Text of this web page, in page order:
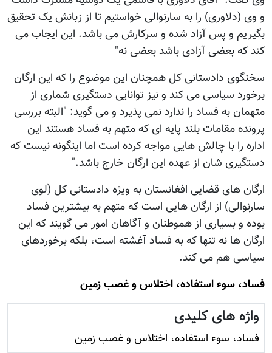
و وی (دلاوری) را به سارنوالی خواستیم تا از زبانش یک تحقیق
بگیریم و پس آزاد شده و سرکارش می باشد. این ایجاب می
کند که بعضی آزادی باشد بعضی نه"
سخنگوی دادستانی کل همچنان این موضوع را که این ارگان
برخورد سیاسی می کند و نیز توانایی دستگیری شماری از
متهمان به فساد را ندارد نمی پذیرد و می گوید: "البته بررسی
پرونده مقامات بلند پایه ای که متهم به فساد هستند این
اداره را با چالش هایی مواجه کرده است اما اینگونه نیست که
دستگیری شان از عهده این ارگان خارج باشد."
ارگان های قضایی افغانستان به ویژه دادستانی کل (لوی
سارنوالی) از ارگان هایی است که متهم به بیشترین فساد
بوده و بسیاری از هموطنان و آگاهان امور می گویند که این
ارگان ها نه تنها که به فساد آغشته است، بلکه برخوردهای
سیاسی هم می کند.
فساد، سوء استفاده، اختلاس و غصب زمين
واژه های کلیدی
فساد، سوء استفاده، اختلاس و غصب زمين